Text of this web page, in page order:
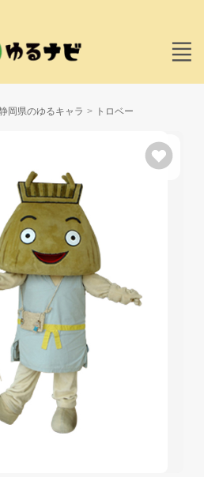
岡県のゆるキャラ トロベー